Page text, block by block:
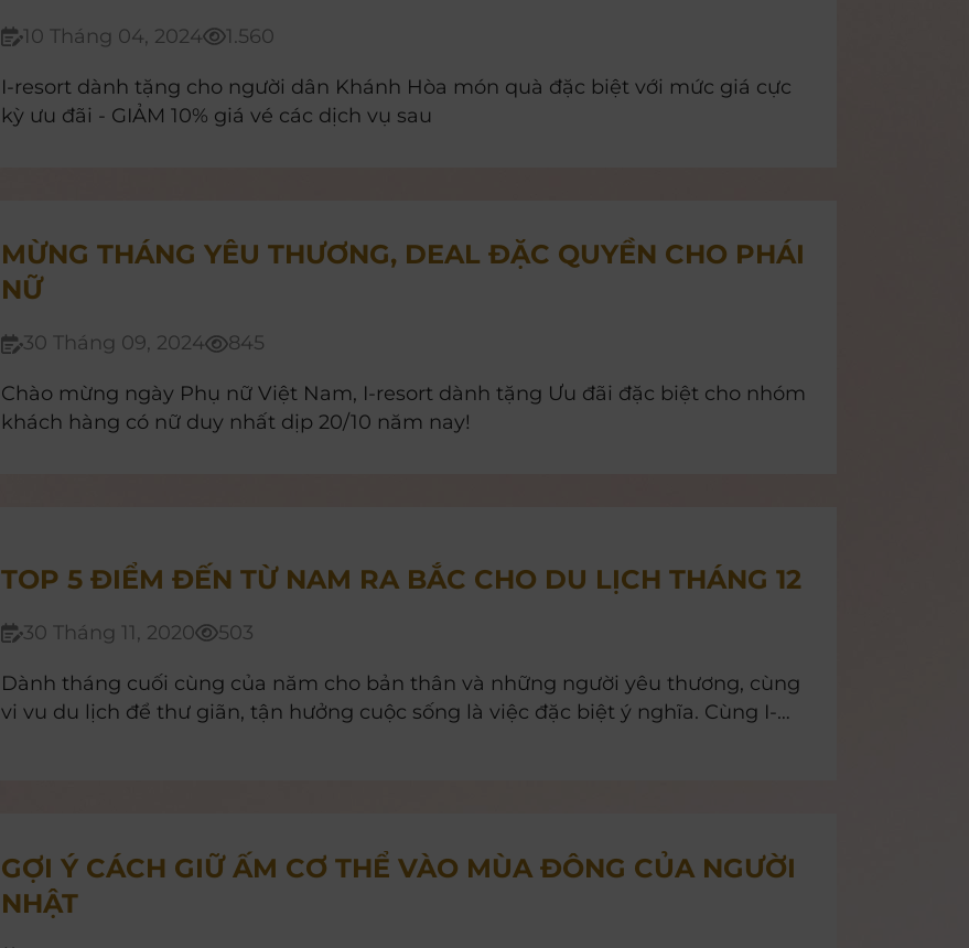
10 Tháng 04, 2024 1.560
I-resort dành tặng cho người dân Khánh Hòa món quà đặc biệt với mức giá cực
kỳ ưu đãi - GIẢM 10% giá vé các dịch vụ sau
MỪNG THÁNG YÊU THƯƠNG, DEAL ĐẶC QUYỀN CHO PHÁI
NỮ
30 Tháng 09, 2024 845
Chào mừng ngày Phụ nữ Việt Nam, I-resort dành tặng Ưu đãi đặc biệt cho nhóm
khách hàng có nữ duy nhất dịp 20/10 năm nay!
TOP 5 ĐIỂM ĐẾN TỪ NAM RA BẮC CHO DU LỊCH THÁNG 12
30 Tháng 11, 2020 503
Dành tháng cuối cùng của năm cho bản thân và những người yêu thương, cùng
vi vu du lịch để thư giãn, tận hưởng cuộc sống là việc đặc biệt ý nghĩa. Cùng I-
GỢI Ý CÁCH GIỮ ẤM CƠ THỂ VÀO MÙA ĐÔNG CỦA NGƯỜI
NHẬT